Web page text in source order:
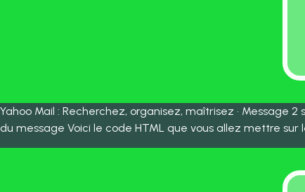
Yahoo Mail : Recherchez, organisez, maîtrisez • Message 2
du message Voici le code HTML que vous allez mettre sur